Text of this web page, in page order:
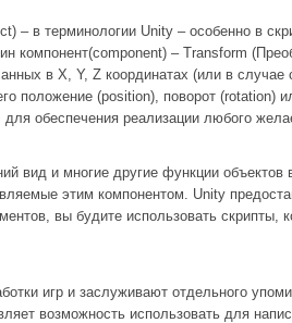
– в терминологии Unity – особенно в
компонент(component) – Transform
в X, Y, Z координатах (или в
положение (position), поворот (rotation)
обеспечения реализации любого
вид и многие другие функции объектов в
этим компонентом. Unity
вы будите использовать скрипты,
игр и заслуживают отдельного
возможность использовать для